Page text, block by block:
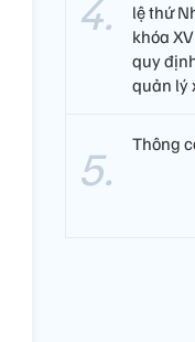
lệ thứ
khóa
quy
quản lý
Thông